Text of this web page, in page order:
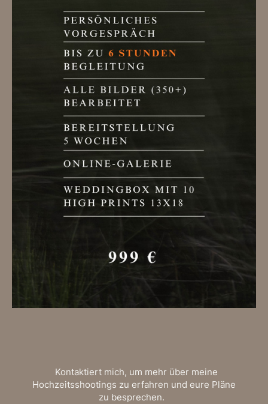
Kontaktiert mich, um mehr über meine
Hochzeitsshootings zu erfahren und eure Pläne
zu besprechen.